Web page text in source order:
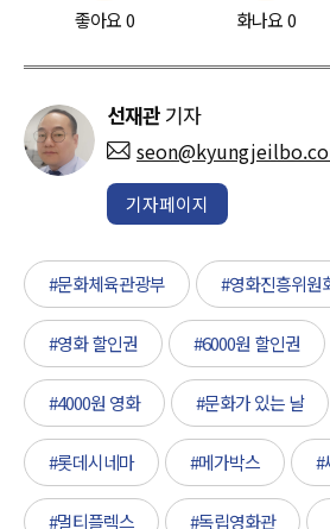
좋아요0 화나요0
선재관 기자
기자페이지
#문화체육관광부 #영화진흥위원
#영화 할인권 #6000원 할인권
#4000원 영화 #문화가 있는 날
#롯데시네마 #메가박스 #
#멀티플렉스 #독립영화관